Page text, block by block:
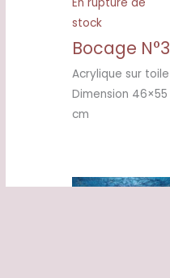
stock
Bocage N°3
Acrylique sur toile
Dimension 46×55
cm